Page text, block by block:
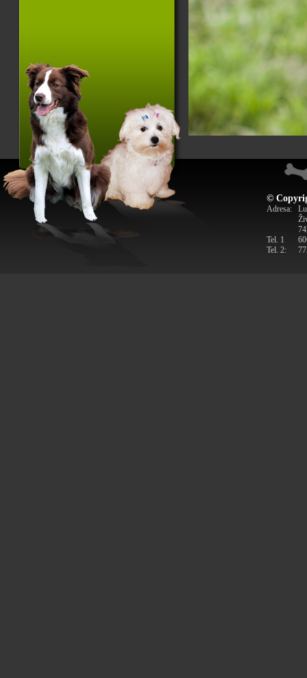
©
Adresa:
Tel. 1
Tel. 2: